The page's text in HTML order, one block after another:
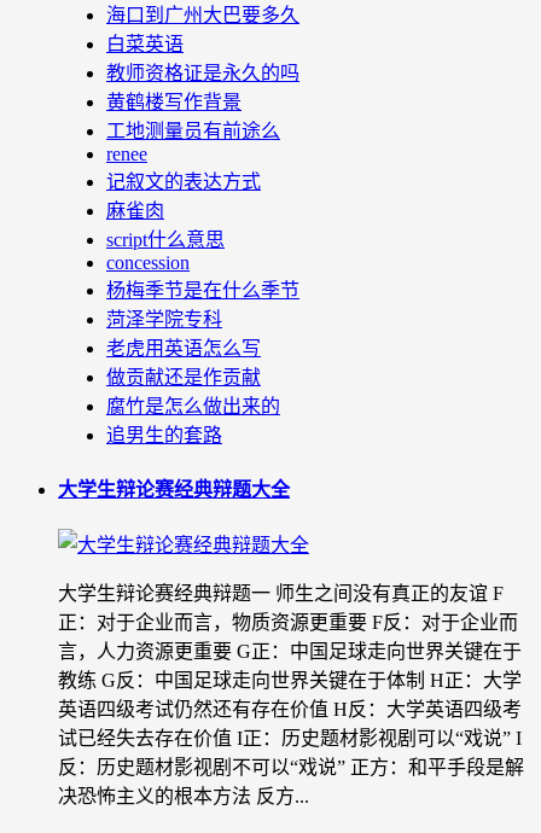
海口到广州大巴要多久
白菜英语
教师资格证是永久的吗
黄鹤楼写作背景
工地测量员有前途么
renee
记叙文的表达方式
麻雀肉
script什么意思
concession
杨梅季节是在什么季节
菏泽学院专科
老虎用英语怎么写
做贡献还是作贡献
腐竹是怎么做出来的
追男生的套路
大学生辩论赛经典辩题大全
大学生辩论赛经典辩题一 师生之间没有真正的友谊 F
正：对于企业而言，物质资源更重要 F反：对于企业而
言，人力资源更重要 G正：中国足球走向世界关键在于
教练 G反：中国足球走向世界关键在于体制 H正：大学
英语四级考试仍然还有存在价值 H反：大学英语四级考
试已经失去存在价值 I正：历史题材影视剧可以“戏说” I
反：历史题材影视剧不可以“戏说” 正方：和平手段是解
决恐怖主义的根本方法 反方...